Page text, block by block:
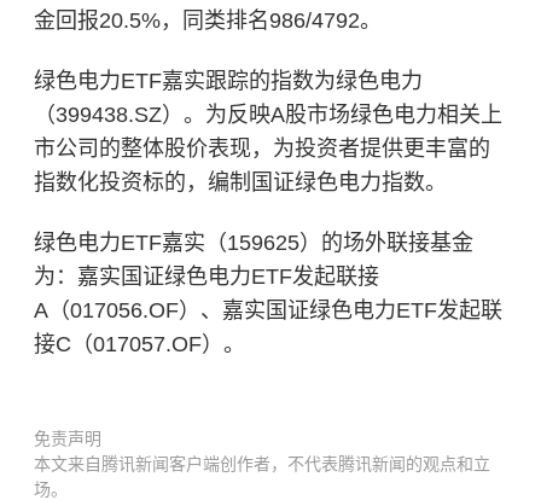
金回报20.5%，同类排名986/4792。
绿色电力ETF嘉实跟踪的指数为绿色电力
（399438.SZ）。为反映A股市场绿色电力相关上
市公司的整体股价表现，为投资者提供更丰富的
指数化投资标的，编制国证绿色电力指数。
绿色电力ETF嘉实（159625）的场外联接基金
为：嘉实国证绿色电力ETF发起联接
A（017056.OF）、嘉实国证绿色电力ETF发起联
接C（017057.OF）。
免责声明
本文来自腾讯新闻客户端创作者，不代表腾讯新闻的观点和立
场。